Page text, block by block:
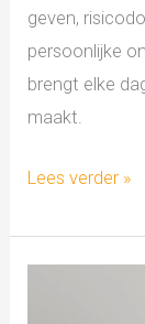
geven,
persoonlijke
brengt elke
maakt.
Lees verder »